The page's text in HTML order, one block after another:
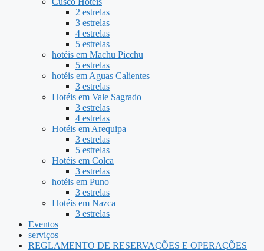
2 estrelas
3 estrelas
4 estrelas
5 estrelas
hotéis em Machu Picchu
5 estrelas
hotéis em Aguas Calientes
3 estrelas
Hotéis em Vale Sagrado
3 estrelas
4 estrelas
Hotéis em Arequipa
3 estrelas
5 estrelas
Hotéis em Colca
3 estrelas
hotéis em Puno
3 estrelas
Hotéis em Nazca
3 estrelas
Eventos
serviços
REGLAMENTO DE RESERVAÇÕES E OPERAÇÕES